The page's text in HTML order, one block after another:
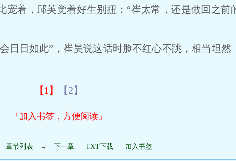
着，邱英觉着好生别扭：“崔太常，还是做回之前
日如此”，崔昊说这话时脸不红心不跳，相当坦然
【1】 【2】
『加入书签，方便阅读』
章节列表 → 下一章 TXT下载 加入书签